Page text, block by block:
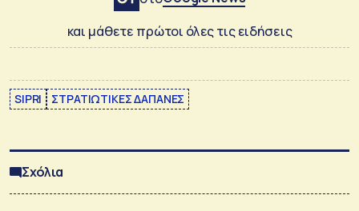
και μάθετε πρώτοι όλες τις ειδήσεις
SIPRI ΣΤΡΑΤΙΩΤΙΚΕΣ ΔΑΠΑΝΕΣ
Σχόλια